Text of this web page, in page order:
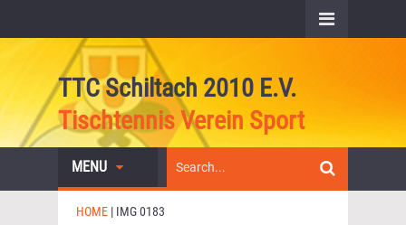
TTC Schiltach 2010 E.V.
Tischtennis Verein Sport
MENU
HOME | IMG 0183